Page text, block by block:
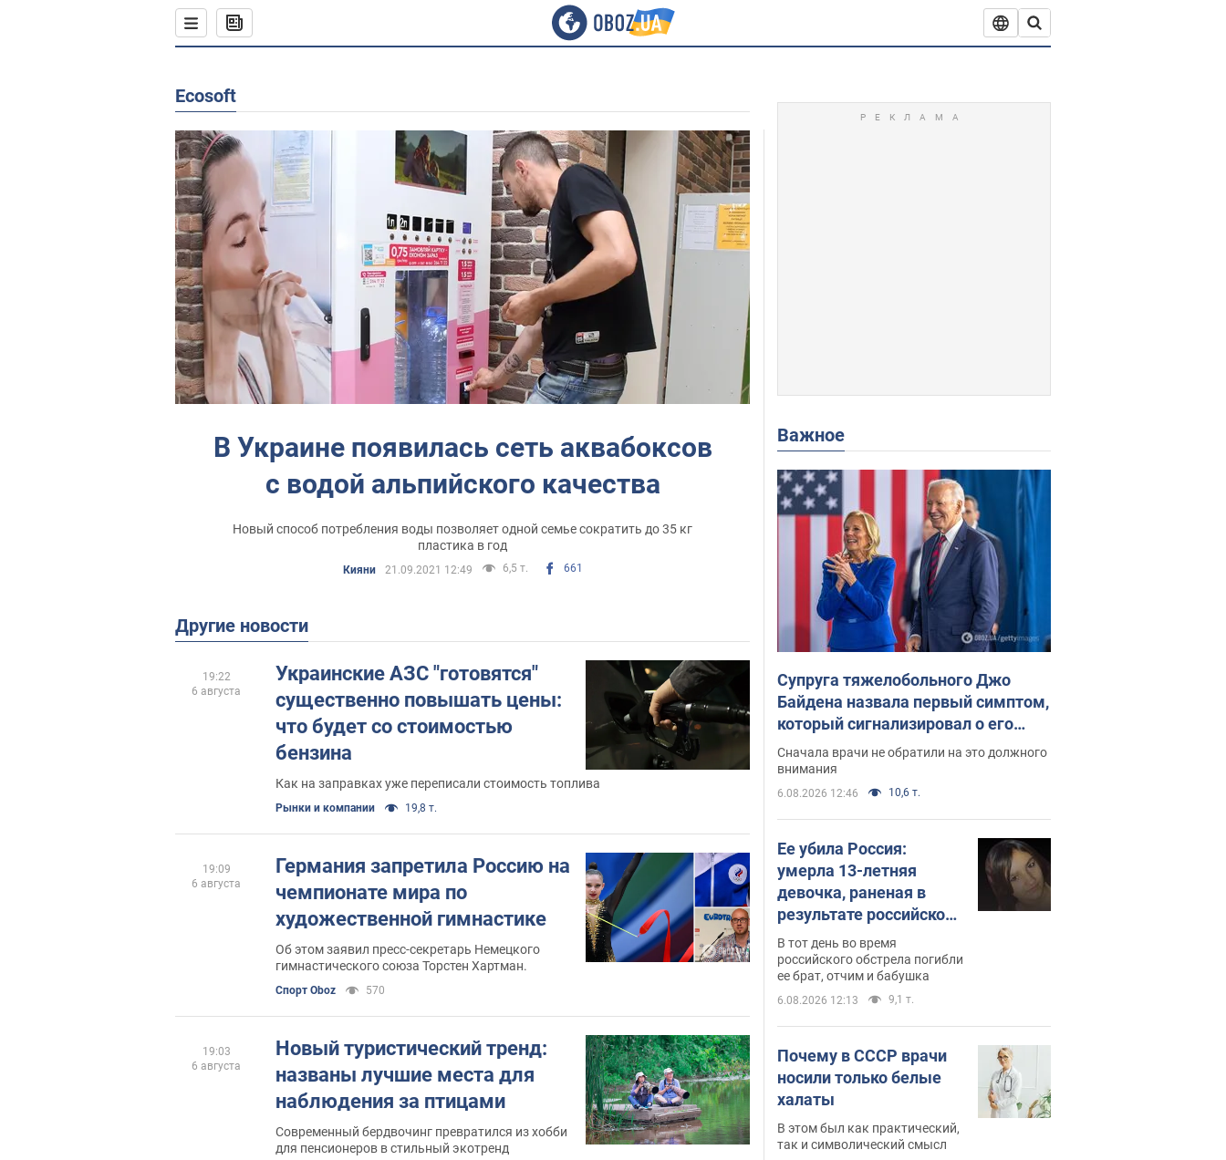
Ecosoft
В Украине появилась сеть аквабоксов
с водой альпийского качества
Новый способ потребления воды позволяет одной семье сократить до 35 кг
пластика в год
Кияни 21.09.2021 12:49 6,5 т. 661
Другие новости
Украинские АЗС "готовятся"
существенно повышать цены:
что будет со стоимостью
бензина
Как на заправках уже переписали стоимость топлива
Рынки и компании 19,8 т.
19:22
6 августа
Германия запретила Россию на
чемпионате мира по
художественной гимнастике
Об этом заявил пресс-секретарь Немецкого
гимнастического союза Торстен Хартман.
Спорт Oboz 570
19:09
6 августа
Новый туристический тренд:
названы лучшие места для
наблюдения за птицами
Современный бердвочинг превратился из хобби
для пенсионеров в стильный экотренд
19:03
6 августа
Важное
Супруга тяжелобольного Джо
Байдена назвала первый симптом,
который сигнализировал о его
"агрессивном" раке
Сначала врачи не обратили на это должного
внимания
6.08.2026 12:46 10,6 т.
Ее убила Россия:
умерла 13-летняя
девочка, раненая в
результате российской
атаки на Сумскую
область. Фото
В тот день во время
российского обстрела погибли
ее брат, отчим и бабушка
6.08.2026 12:13 9,1 т.
Почему в СССР врачи
носили только белые
халаты
В этом был как практический,
так и символический смысл